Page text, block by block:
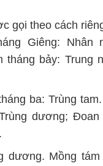
gọi theo cách
Giêng: Nhân
bảy: Trung
ba: Trùng
dương;
dương. Mồng